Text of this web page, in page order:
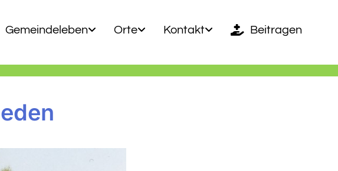
Gemeindeleben Orte Kontakt Beitragen